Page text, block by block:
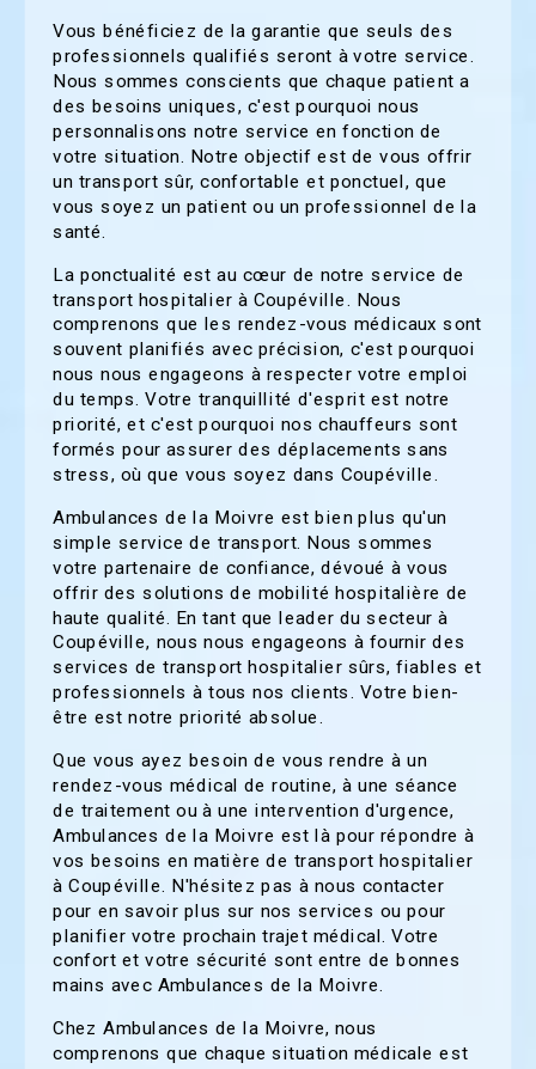
Vous bénéficiez de la garantie que seuls des
professionnels qualifiés seront à votre service.
Nous sommes conscients que chaque patient a
des besoins uniques, c'est pourquoi nous
personnalisons notre service en fonction de
votre situation. Notre objectif est de vous offrir
un transport sûr, confortable et ponctuel, que
vous soyez un patient ou un professionnel de la
santé.
La ponctualité est au cœur de notre service de
transport hospitalier à Coupéville. Nous
comprenons que les rendez-vous médicaux sont
souvent planifiés avec précision, c'est pourquoi
nous nous engageons à respecter votre emploi
du temps. Votre tranquillité d'esprit est notre
priorité, et c'est pourquoi nos chauffeurs sont
formés pour assurer des déplacements sans
stress, où que vous soyez dans Coupéville.
Ambulances de la Moivre est bien plus qu'un
simple service de transport. Nous sommes
votre partenaire de confiance, dévoué à vous
offrir des solutions de mobilité hospitalière de
haute qualité. En tant que leader du secteur à
Coupéville, nous nous engageons à fournir des
services de transport hospitalier sûrs, fiables et
professionnels à tous nos clients. Votre bien-
être est notre priorité absolue.
Que vous ayez besoin de vous rendre à un
rendez-vous médical de routine, à une séance
de traitement ou à une intervention d'urgence,
Ambulances de la Moivre est là pour répondre à
vos besoins en matière de transport hospitalier
à Coupéville. N'hésitez pas à nous contacter
pour en savoir plus sur nos services ou pour
planifier votre prochain trajet médical. Votre
confort et votre sécurité sont entre de bonnes
mains avec Ambulances de la Moivre.
Chez Ambulances de la Moivre, nous
comprenons que chaque situation médicale est